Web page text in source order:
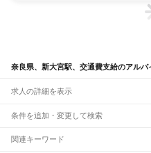
奈良県、新大宮駅、交通費支給のアルバ
求人の詳細を表示
条件を追加・変更して検索
市区町村を追加・変更
関連キーワード